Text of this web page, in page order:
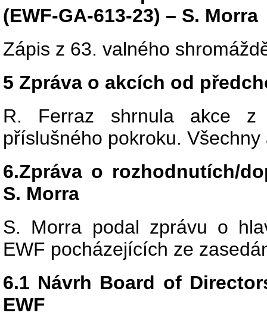
(EWF-GA-613-23) – S. Morra
Zápis z 63. valného
5 Zpráva o akcích od
R. Ferraz shrnula akce z
příslušného pokroku.
6.Zpráva o rozhodnutích/
S. Morra
S. Morra podal zprávu o
EWF pocházejících ze
6.1 Návrh Board of
EWF